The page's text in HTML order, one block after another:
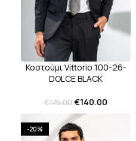
Κοστούμι Vittorio 100-26-
DOLCE BLACK
€175.00 €140.00
-20%